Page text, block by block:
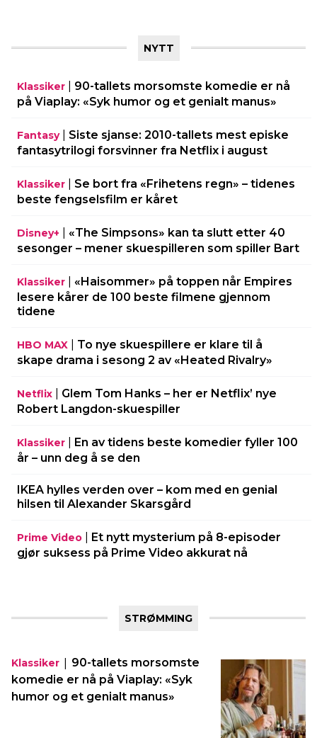
NYTT
Klassiker
90-tallets morsomste komedie er nå
på Viaplay: «Syk humor og et genialt manus»
Fantasy| Siste sjanse: 2010-tallets mest episke
fantasytrilogi forsvinner fra Netflix i august
Klassiker
Se bort fra «Frihetens regn» – tidenes
beste fengselsfilm er kåret
Disney+
«The Simpsons» kan ta slutt etter 40
sesonger – mener skuespilleren som spiller Bart
Klassiker
«Haisommer» på toppen når Empires
lesere kårer de 100 beste filmene gjennom
tidene
HBO MAX
To nye skuespillere er klare til å
skape drama i sesong 2 av «Heated Rivalry»
Netflix
Glem Tom Hanks – her er Netflix’ nye
Robert Langdon-skuespiller
Klassiker
En av tidens beste komedier fyller 100
år – unn deg å se den
IKEA hylles verden over – kom med en genial
hilsen til Alexander Skarsgård
Prime Video
Et nytt mysterium på 8-episoder
gjør suksess på Prime Video akkurat nå
STRØMMING
Klassiker | 90-tallets morsomste
komedie er nå på Viaplay: «Syk
humor og et genialt manus»